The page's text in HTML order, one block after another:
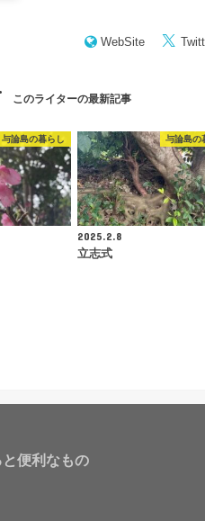
WebSite
このライターの最新記事
与論島の暮らし 与論島の
2025.2.8
立志式
便利なもの